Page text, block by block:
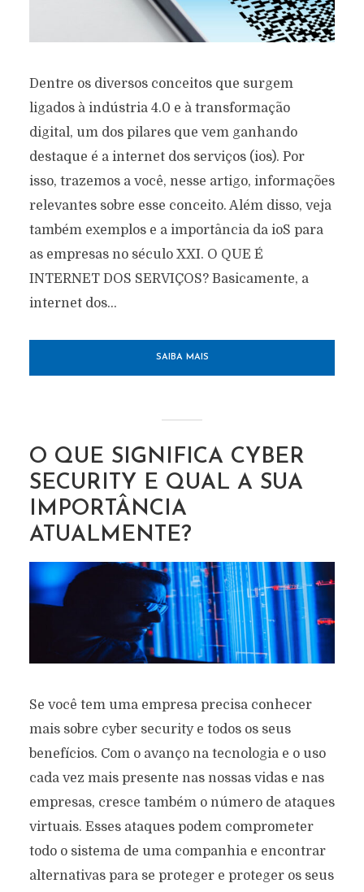
Dentre os diversos conceitos que surgem
ligados à indústria 4.0 e à transformação
digital, um dos pilares que vem ganhando
destaque é a internet dos serviços (ios). Por
isso, trazemos a você, nesse artigo, informações
relevantes sobre esse conceito. Além disso, veja
também exemplos e a importância da ioS para
as empresas no século XXI. O QUE É
INTERNET DOS SERVIÇOS? Basicamente, a
internet dos...
SAIBA MAIS
O QUE SIGNIFICA CYBER
SECURITY E QUAL A SUA
IMPORTÂNCIA
ATUALMENTE?
Se você tem uma empresa precisa conhecer
mais sobre cyber security e todos os seus
benefícios. Com o avanço na tecnologia e o uso
cada vez mais presente nas nossas vidas e nas
empresas, cresce também o número de ataques
virtuais. Esses ataques podem comprometer
todo o sistema de uma companhia e encontrar
alternativas para se proteger e proteger os seus